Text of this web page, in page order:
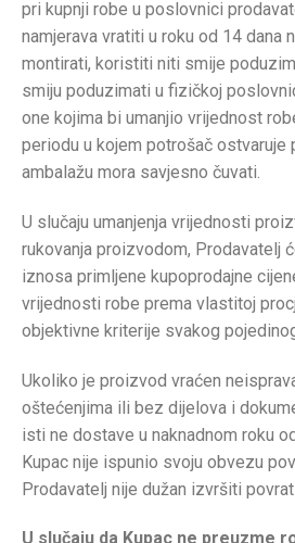
pri kupnji robe u poslovnici
namjerava vratiti u roku od 14 dana
montirati, koristiti niti smije
smiju poduzimati u fizičkoj
one kojima bi umanjio vrijednost
periodu u kojem potrošač ostvaruje
ambalažu mora savjesno čuvati.
U slučaju umanjenja vrijednosti
rukovanja proizvodom, Prodavatelj
iznosa primljene kupoprodajne
vrijednosti robe prema vlastitoj
objektivne kriterije svakog
Ukoliko je proizvod vraćen
oštećenjima ili bez dijelova i
isti ne dostave u naknadnom roku
Kupac nije ispunio svoju obvezu
Prodavatelj nije dužan izvršiti
U slučaju da Kupac ne preuzme